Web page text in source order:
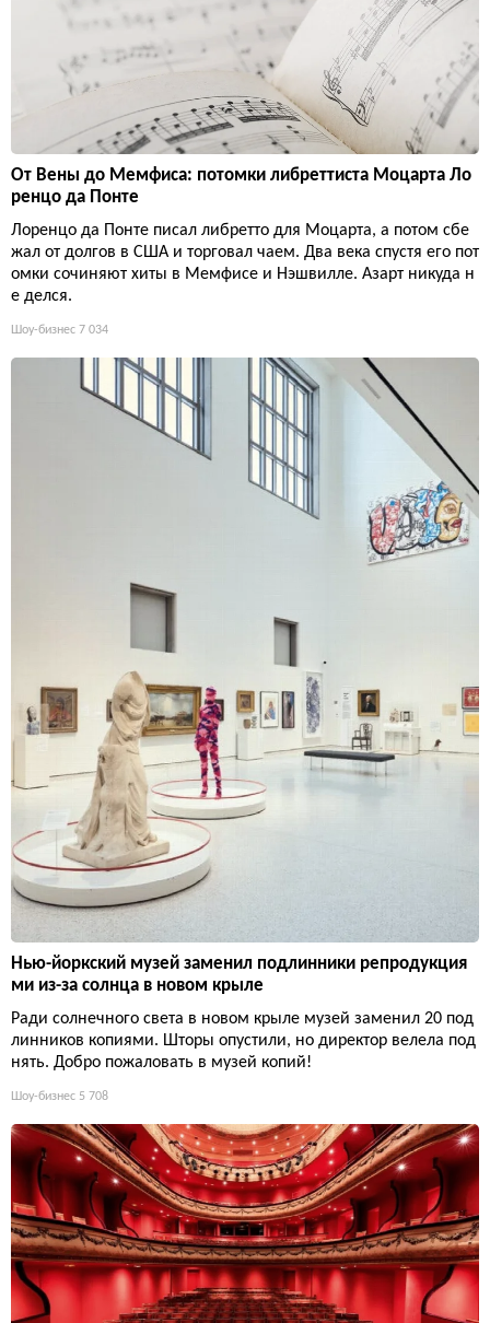
От Вены до Мемфиса: потомки либреттиста Моцарта Ло
ренцо да Понте
Лоренцо да Понте писал либретто для Моцарта, а потом сбе
жал от долгов в США и торговал чаем. Два века спустя его пот
омки сочиняют хиты в Мемфисе и Нэшвилле. Азарт никуда н
е делся.
Шоу-бизнес 7 034
Нью-йоркский музей заменил подлинники репродукция
ми из-за солнца в новом крыле
Ради солнечного света в новом крыле музей заменил 20 под
линников копиями. Шторы опустили, но директор велела под
нять. Добро пожаловать в музей копий!
Шоу-бизнес 5 708